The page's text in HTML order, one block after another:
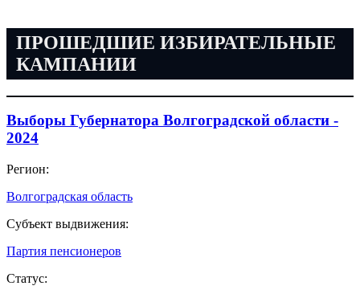
ПРОШЕДШИЕ ИЗБИРАТЕЛЬНЫЕ
КАМПАНИИ
Выборы Губернатора Волгоградской области -
2024
Регион:
Волгоградская область
Субъект выдвижения:
Партия пенсионеров
Статус: